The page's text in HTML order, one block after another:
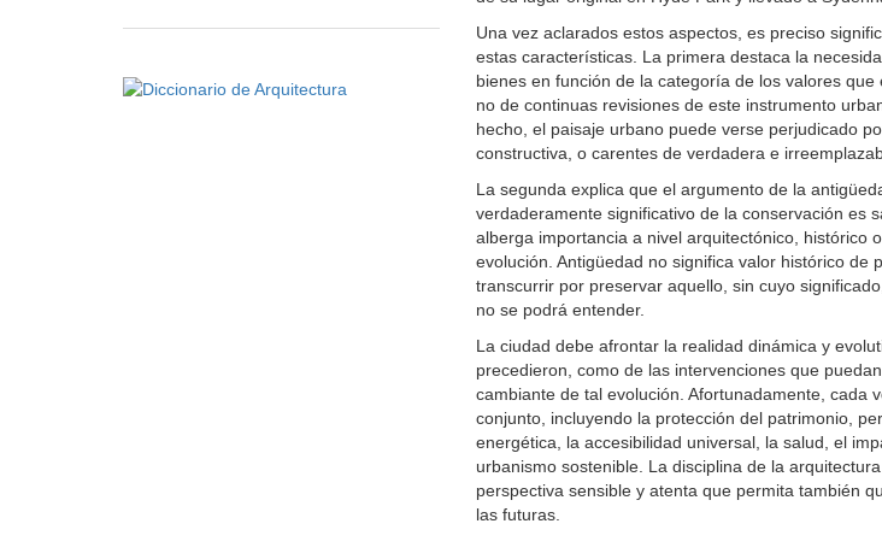
Una vez aclarados estos aspectos, es preciso
estas características. La primera destaca la
bienes en función de la categoría de los valores
no de continuas revisiones de este instrumento
hecho, el paisaje urbano puede verse perjudicado
constructiva, o carentes de verdadera e
La segunda explica que el argumento de la
verdaderamente significativo de la conservación es
alberga importancia a nivel arquitectónico, histórico
evolución. Antigüedad no significa valor histórico
transcurrir por preservar aquello, sin cuyo
no se podrá entender.
La ciudad debe afrontar la realidad dinámica y
precedieron, como de las intervenciones que
cambiante de tal evolución. Afortunadamente, cada
conjunto, incluyendo la protección del patrimonio,
energética, la accesibilidad universal, la salud, el
urbanismo sostenible. La disciplina de la
perspectiva sensible y atenta que permita también
las futuras.